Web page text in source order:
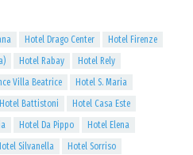
Hotel Drago Center
Hotel Firenze
Hotel Rabay
Hotel Rely
Villa Beatrice
Hotel S. Maria
Hotel Battistoni
Hotel Casa Este
Hotel Da Pippo
Hotel Elena
Silvanella
Hotel Sorriso